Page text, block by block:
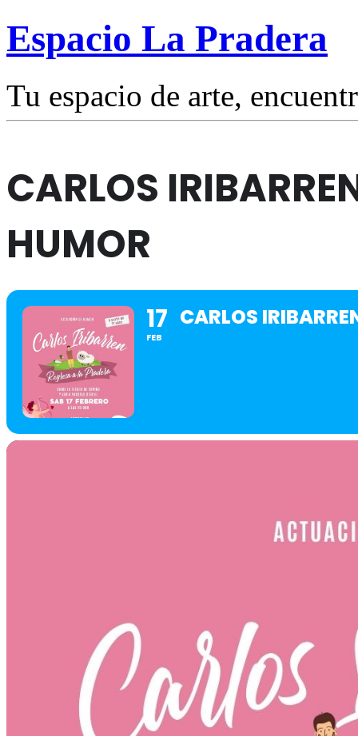
Espacio La Pradera
Tu espacio de arte,
CARLOS
HUMOR
17
FEB
CARLOS